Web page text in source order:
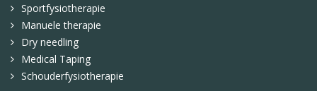
Sportfysiotherapie
Manuele therapie
Dry needling
Medical Taping
Schouderfysiotherapie